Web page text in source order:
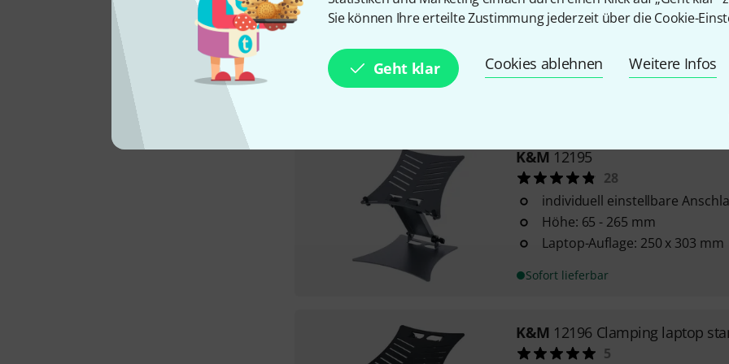
Sie können Ihre erteilte Zustimmung jederzeit über die Cookie-
Geht klar Cookies ablehnen Weitere Infos
passend für den DJ-Tisch
Abmessungen (B x T): 400 x 300
K&M 12195
28
individuell einstellbare
Höhe: 65 - 265 mm
Laptop-Auflage: 250 x 303 mm
Sofort lieferbar
K&M 12196 Clamping laptop
5